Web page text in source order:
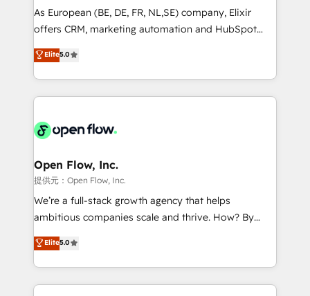
strategy, executed well, and reported on with clear
results. The culture is driven by core values; Joy, Grit,
Mindedness, and Clarity. We are driven to win for the
collective good of the company and its clientele, and
things are happening.
As European (BE, DE, FR, NL,SE) company, Elixir
offers CRM, marketing automation and HubSpot
integration products and services to mid-market
and enterprise customers. We ensure that your sales,
service and marketing department operates in the
most effective way, while at the same time
integrated buyers journey. Elixir is located in
and Stockholm Elixir is a first mover and leader
when it comes to HubSpot sales and service
implementations, highly renowned for our business
acumen, process (re-)design experience and a
integrate HubSpot with complex solutions like SAP,
MicroSoft, custom solutions,... Our company also has
Elite5.0
Open Flow, Inc.
提供元：Open Flow, Inc.
We’re a full-stack growth agency that helps
ambitious companies scale and thrive. How? By
upgrading and streamlining every single revenue-
generating aspect of your business. We’re proud
HubSpot Elite Solutions Partners and devout CRM
nerds who can harness HubSpot’s custom digital
Elite5.0